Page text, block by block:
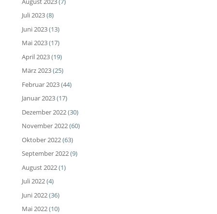
Juli 2023(8)
Juni 2023(13)
Mai 2023(17)
April 2023(19)
März 2023(25)
Februar 2023(44)
Januar 2023(17)
Dezember 2022(30)
November 2022(60)
Oktober 2022(63)
September 2022(9)
August 2022(1)
Juli 2022(4)
Juni 2022(36)
Mai 2022(10)